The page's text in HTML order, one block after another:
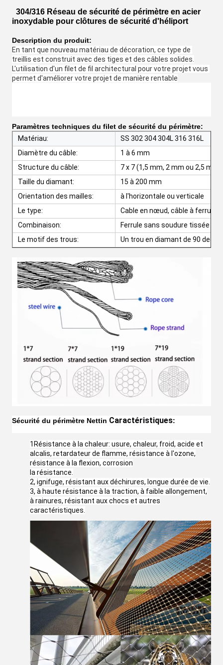
304/316 Réseau de sécurité de périmètre en acier
inoxydable pour clôtures de sécurité d'héliport
Description du produit:
En tant que nouveau matériau de décoration, ce type de
treillis est construit avec des tiges et des câbles solides.
L'utilisation d'un filet de fil architectural pour votre projet vous
permet d'améliorer votre projet de manière rentable
Paramètres techniques du filet de sécurité du périmètre:
Matériau:
SS 302 304 304L 316 316L
Diamètre du câble:
1 à 6 mm
Structure du câble:
7 x 7 (1,5 mm, 2 mm ou 2,5
Taille du diamant:
15 à 200 mm
Orientation des mailles:
à l'horizontale ou verticale
Le type:
Cable en nœud, câble à ferrule
Combinaison:
Ferrule sans soudure tissée
Le motif des trous:
Un trou en diamant de 90
Sécurité du périmètre Nettin Caractéristiques:
1Résistance à la chaleur: usure, chaleur, froid, acide et
alcalis, retardateur de flamme, résistance à l'ozone,
résistance à la flexion, corrosion
la résistance.
2, ignifuge, résistant aux déchirures, longue durée de vie.
3, à haute résistance à la traction, à faible allongement,
à rainures, résistant aux chocs et autres
caractéristiques.